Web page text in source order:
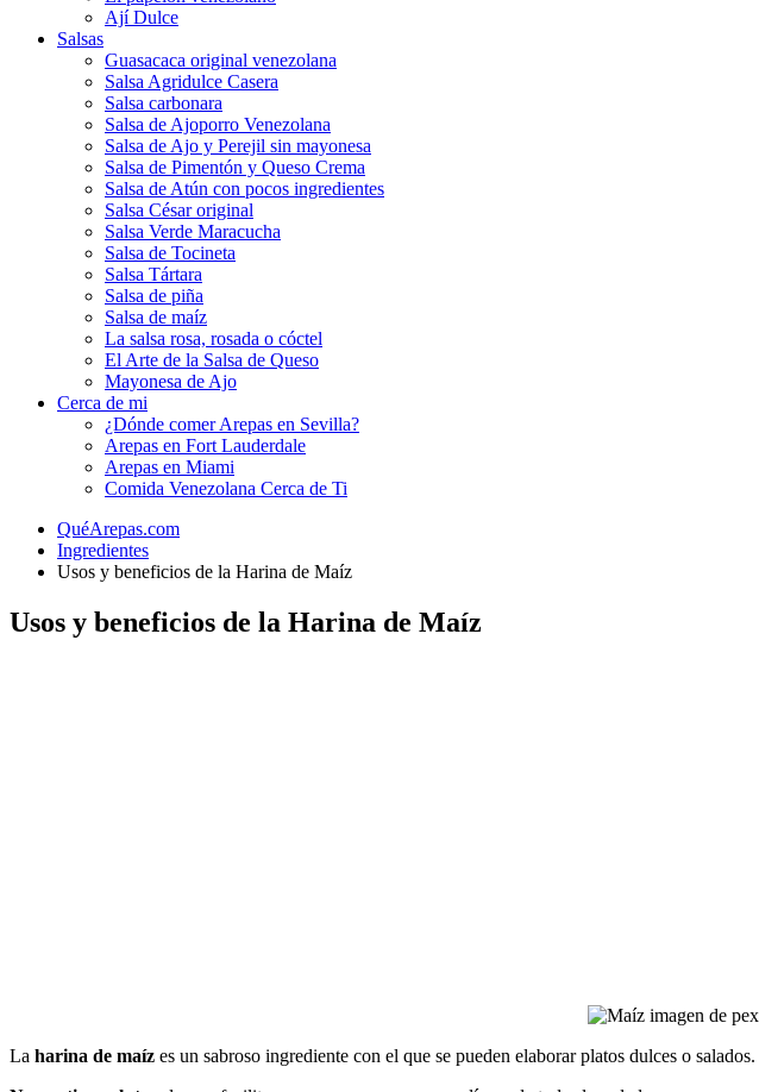
Ají Dulce
Salsas
Guasacaca original venezolana
Salsa Agridulce Casera
Salsa carbonara
Salsa de Ajoporro Venezolana
Salsa de Ajo y Perejil sin mayonesa
Salsa de Pimentón y Queso Crema
Salsa de Atún con pocos ingredientes
Salsa César original
Salsa Verde Maracucha
Salsa de Tocineta
Salsa Tártara
Salsa de piña
Salsa de maíz
La salsa rosa, rosada o cóctel
El Arte de la Salsa de Queso
Mayonesa de Ajo
Cerca de mi
¿Dónde comer Arepas en Sevilla?
Arepas en Fort Lauderdale
Arepas en Miami
Comida Venezolana Cerca de Ti
QuéArepas.com
Ingredientes
Usos y beneficios de la Harina de Maíz
Usos y beneficios de la Harina de Maíz
La harina de maíz es un sabroso ingrediente con el que se pueden elaborar platos dulces o salados.